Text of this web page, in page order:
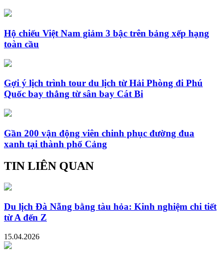
Hộ chiếu Việt Nam giảm 3 bậc trên bảng xếp hạng
toàn cầu
Gợi ý lịch trình tour du lịch từ Hải Phòng đi Phú
Quốc bay thẳng từ sân bay Cát Bi
Gần 200 vận động viên chinh phục đường đua
xanh tại thành phố Cảng
TIN LIÊN QUAN
Du lịch Đà Nẵng bằng tàu hỏa: Kinh nghiệm chi tiết
từ A đến Z
15.04.2026